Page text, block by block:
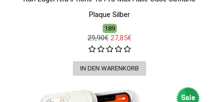
Plaque Silber
189
29,90€ 27,85€
Sale